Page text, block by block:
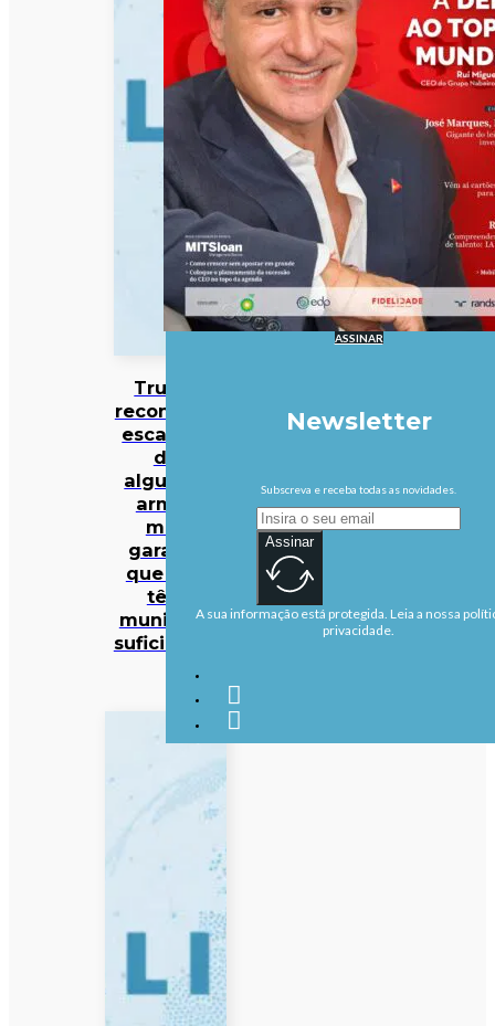
Trump
reconhece
escassez
de
algumas
armas
mas
garante
que EUA
têm
munições
suficientes
ASSINAR
Newsletter
Subscreva e receba todas as novidades.
Assinar
A sua informação está protegida. Leia a nossa
privacidade.